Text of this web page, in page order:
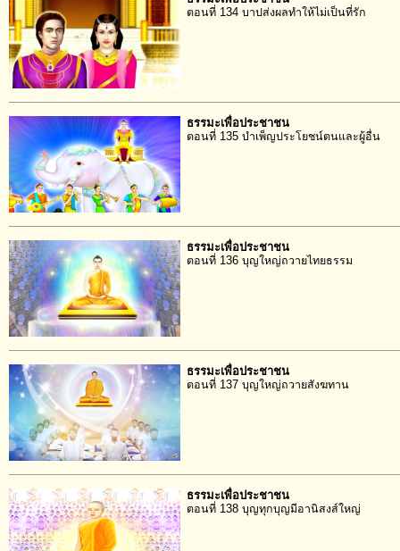
ตอนที่ 134 บาปส่งผลทำให้ไม่เป็นที่รัก
ธรรมะเพื่อประชาชน
ตอนที่ 135 บำเพ็ญประโยชน์ตนและผู้อื่น
ธรรมะเพื่อประชาชน
ตอนที่ 136 บุญใหญ่ถวายไทยธรรม
ธรรมะเพื่อประชาชน
ตอนที่ 137 บุญใหญ่ถวายสังฆทาน
ธรรมะเพื่อประชาชน
ตอนที่ 138 บุญทุกบุญมีอานิสงส์ใหญ่